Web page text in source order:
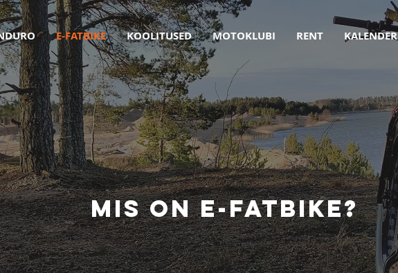
E-FATBIKE KOOLITUSED MOTOKLUBI RENT KALENDER
Mis on E-FATBIKE?